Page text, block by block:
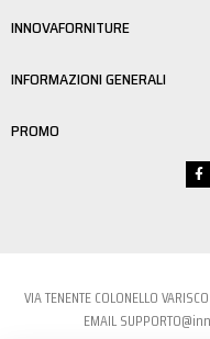
INNOVAFORNITURE
INFORMAZIONI GENERALI
PROMO
VIA TENENTE COLONELLO
EMAIL